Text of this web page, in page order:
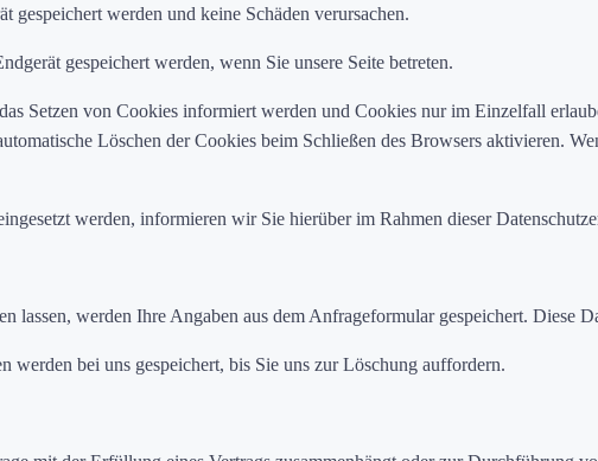
gespeichert werden und keine Schäden verursachen.
gespeichert werden, wenn Sie unsere Seite betreten.
Setzen von Cookies informiert werden und Cookies nur im Einzelfall
Löschen der Cookies beim Schließen des Browsers aktivieren.
werden, informieren wir Sie hierüber im Rahmen dieser
lassen, werden Ihre Angaben aus dem Anfrageformular gespeichert. Diese
bei uns gespeichert, bis Sie uns zur Löschung auffordern.